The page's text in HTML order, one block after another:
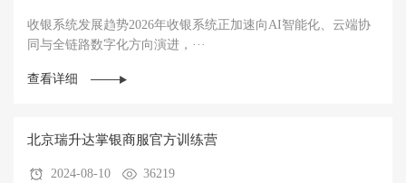
收银系统发展趋势2026年收银系统正加速向AI智能化、云端协
同与全链路数字化方向演进，···
查看详细
北京瑞升达掌银商服官方训练营
2024-08-10 36219